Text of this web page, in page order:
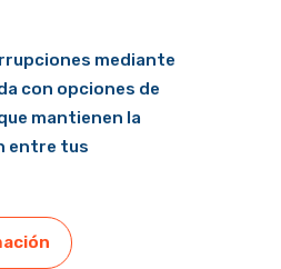
mediante
con opciones de
mantienen la
entre tus